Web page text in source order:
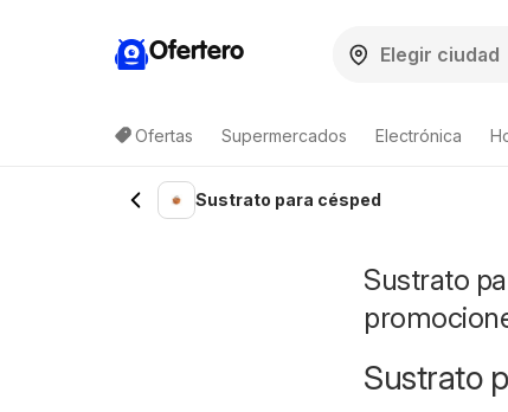
Ofertero
Ofertas Supermercados Electrónica
Sustrato para césped
Sustrato
Sustrato